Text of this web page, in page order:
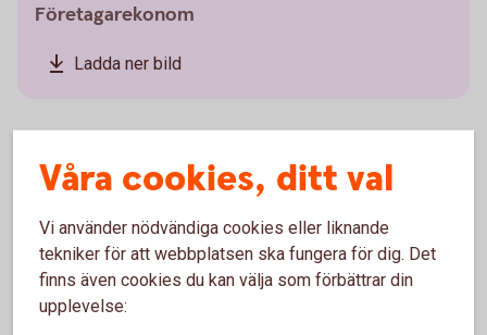
Företagarekonom
Ladda ner bild
Få kontroll över företagets
likvida medel
Effektiv likviditetsplanering kan på ett avgörande
sätt bidra till ditt företags lönsamhet och vi har flera
Våra cookies, ditt val
Vi använder nödvändiga cookies eller liknande
tekniker för att webbplatsen ska fungera för dig. Det
finns även cookies du kan välja som förbättrar din
upplevelse: